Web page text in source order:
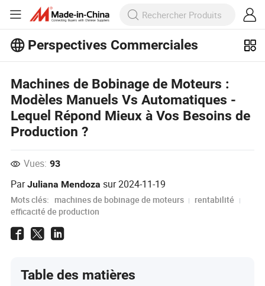
Perspectives Commerciales
Voir Plus
Machines de Bobinage de Moteurs :
Modèles Manuels Vs Automatiques -
Lequel Répond Mieux à Vos Besoins de
Production ?
Vues: 93
ParJuliana Mendoza sur2024-11-19
Mots clés: machines de bobinage de moteurs
rentabilité
efficacité de production
Table des matières